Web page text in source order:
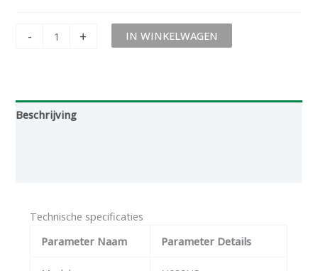
- + IN WINKELWAGEN
Beschrijving
Technische specificaties
Parameter Naam
Parameter Details